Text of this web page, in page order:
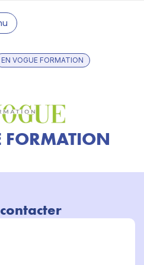
EN VOGUE FORMATION
FORMATION